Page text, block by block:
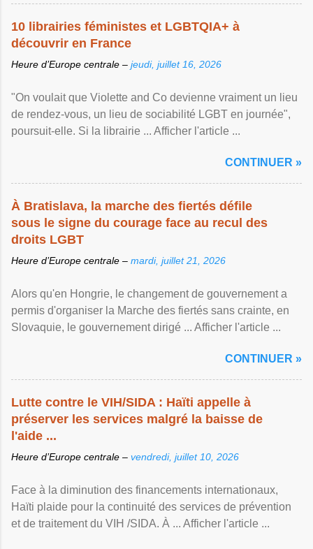
10 librairies féministes et LGBTQIA+ à
découvrir en France
Heure d’Europe centrale – jeudi, juillet 16, 2026
"On voulait que Violette and Co devienne vraiment un lieu
de rendez-vous, un lieu de sociabilité LGBT en journée",
poursuit-elle. Si la librairie ... Afficher l'article ...
CONTINUER »
À Bratislava, la marche des fiertés défile
sous le signe du courage face au recul des
droits LGBT
Heure d’Europe centrale – mardi, juillet 21, 2026
Alors qu'en Hongrie, le changement de gouvernement a
permis d'organiser la Marche des fiertés sans crainte, en
Slovaquie, le gouvernement dirigé ... Afficher l'article ...
CONTINUER »
Lutte contre le VIH/SIDA : Haïti appelle à
préserver les services malgré la baisse de
l'aide ...
Heure d’Europe centrale – vendredi, juillet 10, 2026
Face à la diminution des financements internationaux,
Haïti plaide pour la continuité des services de prévention
et de traitement du VIH /SIDA. À ... Afficher l'article ...